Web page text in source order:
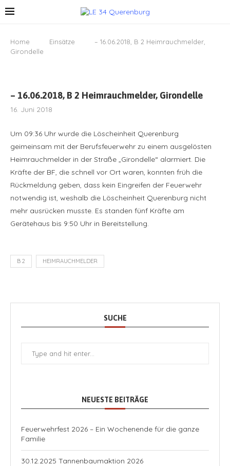
Home Einsätze
– 16.06.2018, B 2 Heimrauchmelder,
Girondelle
– 16.06.2018, B 2 Heimrauchmelder, Girondelle
16. Juni 2018
Um 09:36 Uhr wurde die Löscheinheit Querenburg
geimeinsam mit der Berufsfeuerwehr zu einem ausgelösten
Heimrauchmelder in der Straße „Girondelle“ alarmiert. Die
Kräfte der BF, die schnell vor Ort waren, konnten früh die
Rückmeldung geben, dass kein Eingreifen der Feuerwehr
notwendig ist, weshalb die Löscheinheit Querenburg nicht
mehr ausrücken musste. Es standen fünf Kräfte am
Gerätehaus bis 9:50 Uhr in Bereitstellung.
B 2 HEIMRAUCHMELDER
SUCHE
NEUESTE BEITRÄGE
Feuerwehrfest 2026 – Ein Wochenende für die ganze
Familie
30.12.2025 Tannenbaumaktion 2026